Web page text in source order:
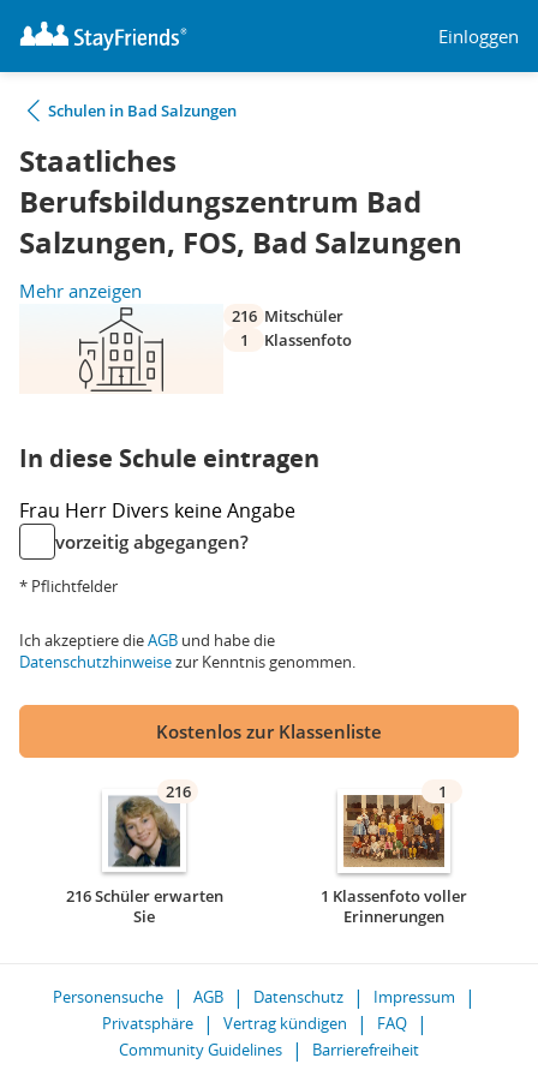
Einloggen
Schulen in Bad Salzungen
Staatliches
Berufsbildungszentrum Bad
Salzungen, FOS, Bad Salzungen
Mehr anzeigen
216 Mitschüler
1
Klassenfoto
In diese Schule eintragen
Frau Herr Divers keine Angabe
vorzeitig abgegangen?
* Pflichtfelder
Ich akzeptiere dieAGB und habe die
Datenschutzhinweisezur Kenntnis genommen.
Kostenlos zur Klassenliste
216
216 Schüler erwarten
Sie
1
1 Klassenfoto voller
Erinnerungen
Personensuche AGB Datenschutz
Impressum
Privatsphäre
Vertrag kündigen
FAQ
Community Guidelines
Barrierefreiheit